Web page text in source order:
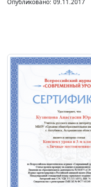
Опубликовано: 09.11.2017